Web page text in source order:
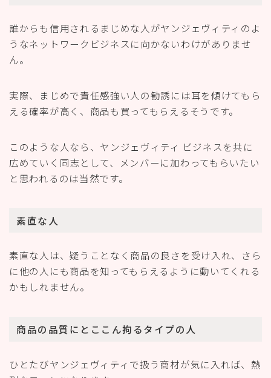
誰からも信用されるまじめな人がヤンジェヴィティのよ
うなネットワークビジネスに向かないわけがありませ
ん。
実際、まじめで責任感強い人の勧誘には耳を傾けてもら
える確率が高く、商品も買ってもらえるそうです。
このような人なら、ヤンジェヴィティ ビジネスを共に
広めていく同志として、メンバーに加わってもらいたい
と思われるのは当然です。
素直な人
素直な人は、疑うことなく商品の良さを受け入れ、さら
に他の人にも商品を知ってもらえるように動いてくれる
かもしれません。
商品の品質にとここん拘るタイプの人
ひとたびヤンジェヴィティで扱う商材が気に入れば、熱